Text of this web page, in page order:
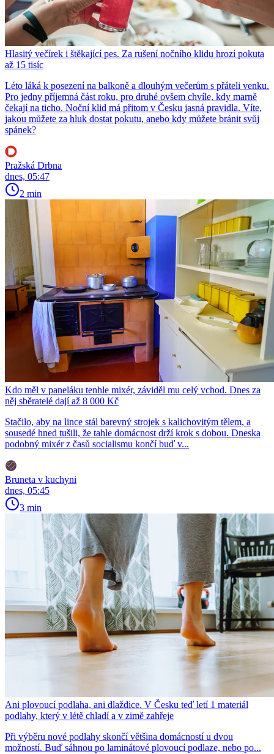
Hlasitý večírek i štěkající pes. Za rušení nočního klidu hrozí pokuta
až 15 tisíc
Léto láká k posezení na balkoně a dlouhým večerům s přáteli venku.
Pro jedny příjemná část roku, pro druhé ovšem chvíle, kdy marně
čekají na ticho. Noční klid má přitom v Česku jasná pravidla. Víte,
jakou můžete za hluk dostat pokutu, anebo kdy můžete bránit svůj
spánek?
Pražská Drbna
dnes, 05:47
2 min
Kdo měl v paneláku tenhle mixér, záviděl mu celý vchod. Dnes za
něj sběratelé dají až 8 000 Kč
Stačilo, aby na lince stál barevný strojek s kalichovitým tělem, a
sousedé hned tušili, že tahle domácnost drží krok s dobou. Dneska
podobný mixér z časů socialismu končí buď v...
Bruneta v kuchyni
dnes, 05:45
3 min
Ani plovoucí podlaha, ani dlaždice. V Česku teď letí 1 materiál
podlahy, který v létě chladí a v zimě zahřeje
Při výběru nové podlahy skončí většina domácností u dvou
možností. Buď sáhnou po laminátové plovoucí podlaze, nebo po...